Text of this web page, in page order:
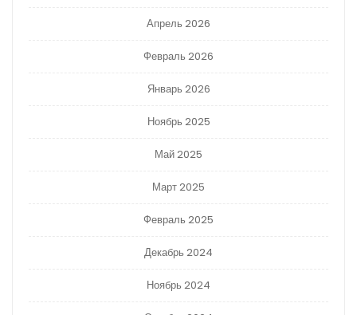
Апрель 2026
Февраль 2026
Январь 2026
Ноябрь 2025
Май 2025
Март 2025
Февраль 2025
Декабрь 2024
Ноябрь 2024